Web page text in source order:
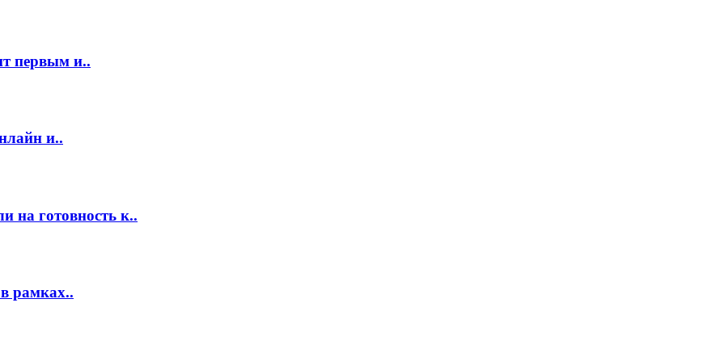
первым и..
и..
на готовность к..
рамках..